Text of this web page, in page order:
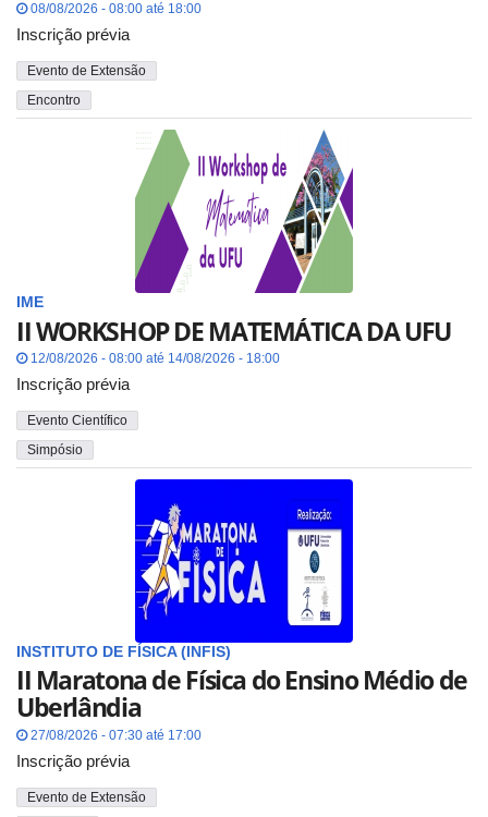
08/08/2026 - 08:00 até 18:00
Inscrição prévia
Evento de Extensão
Encontro
IME
II WORKSHOP DE MATEMÁTICA DA UFU
12/08/2026 - 08:00 até 14/08/2026 - 18:00
Inscrição prévia
Evento Científico
Simpósio
INSTITUTO DE FÍSICA (INFIS)
II Maratona de Física do Ensino Médio de
Uberlândia
27/08/2026 - 07:30 até 17:00
Inscrição prévia
Evento de Extensão